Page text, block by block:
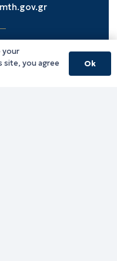
your
site, you agree
Ok